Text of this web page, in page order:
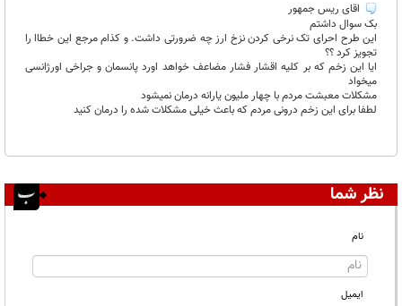
اقای ریس جمهور
بک سوال داشتم
این طرح احرای تک نرخی کردن نزخ ارز چه ضرورتی داشت. و کذام مرجع این خطاا را
تجویز کرد ؟؟
ایا این زخم که بر کلیه اقشار فشار مضاعف خواهد اورد پانسمان و جراخی اورژانسی
میخواد
مشکلات معبشت مردم با چهار ملیون یارانه درمان نمیشود
لطفا برای این زخم درونی مردم که باعث خیلی مشکلات شده را درمان کنید
نظر شما
نام
ایمیل